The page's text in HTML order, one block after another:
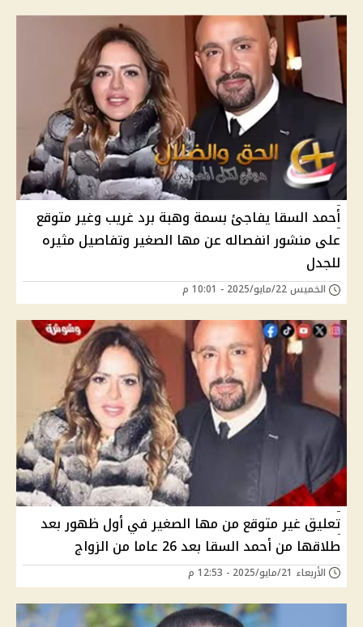
أحمد السقا يفاجئ بسمة وهبة برد غريب وغير متوقع
على منشور انفصاله عن مها الصغير وتفاصيل مثيره
للجدل
الخميس 22/مايو/2025 - 10:01 م
تعليق غير متوقع من مها الصغير في أول ظهور بعد
طلاقها من أحمد السقا بعد 26 عاما من الزواج
الأربعاء 21/مايو/2025 - 12:53 م